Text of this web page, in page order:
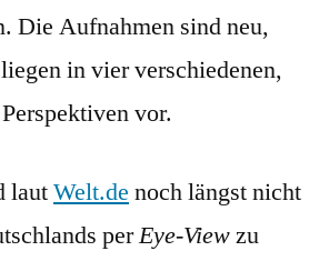
Die Aufnahmen sind neu,
in vier verschiedenen,
vor.
lautWelt.de noch längst nicht
perEye-Viewzu